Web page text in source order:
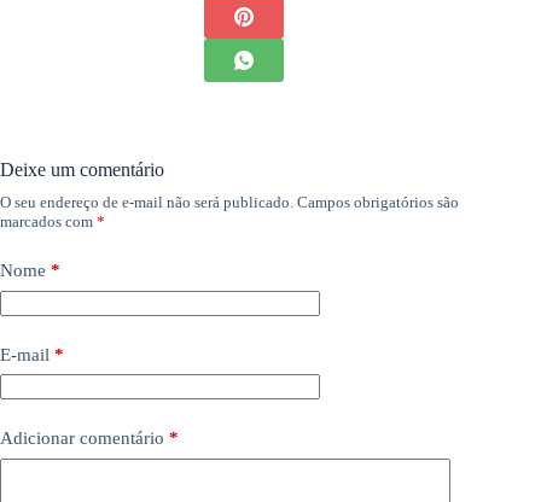
Deixe um comentário
O seu endereço de e-mail não será publicado. Campos obrigatórios são
marcados com *
Nome *
E-mail *
Adicionar comentário *